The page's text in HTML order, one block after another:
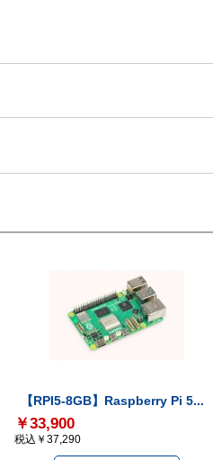
【RPI5-8GB】Raspberry Pi 5...
￥33,900
税込￥37,290